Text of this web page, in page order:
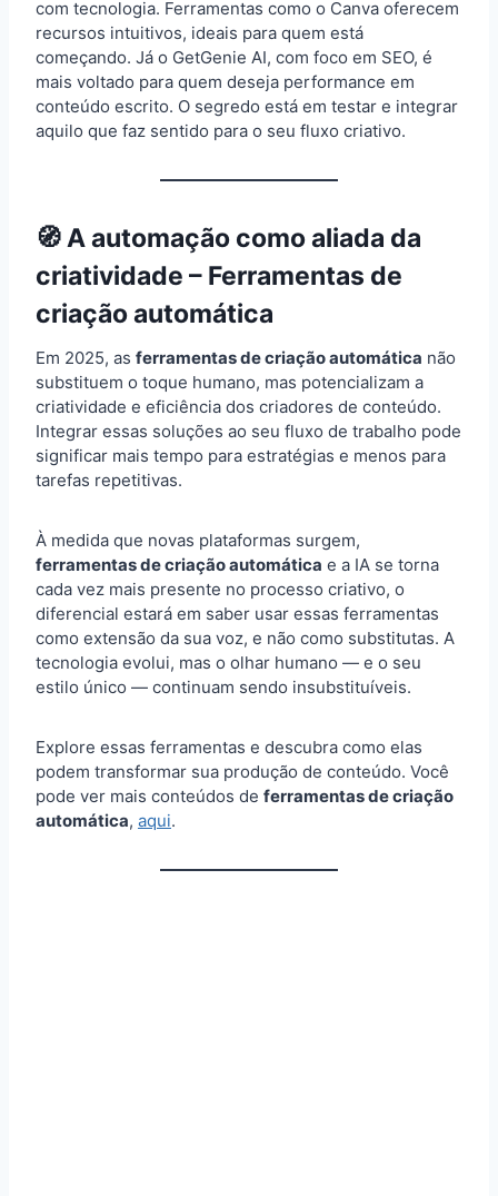
com tecnologia. Ferramentas como o Canva oferecem
recursos intuitivos, ideais para quem está
começando. Já o GetGenie AI, com foco em SEO, é
mais voltado para quem deseja performance em
conteúdo escrito. O segredo está em testar e integrar
aquilo que faz sentido para o seu fluxo criativo.
🧭 A automação como aliada da
criatividade – Ferramentas de
criação automática
Em 2025, as ferramentas de criação automática não
substituem o toque humano, mas potencializam a
criatividade e eficiência dos criadores de conteúdo.
Integrar essas soluções ao seu fluxo de trabalho pode
significar mais tempo para estratégias e menos para
tarefas repetitivas.
À medida que novas plataformas surgem,
ferramentas de criação automática e a IA se torna
cada vez mais presente no processo criativo, o
diferencial estará em saber usar essas ferramentas
como extensão da sua voz, e não como substitutas. A
tecnologia evolui, mas o olhar humano — e o seu
estilo único — continuam sendo insubstituíveis.
Explore essas ferramentas e descubra como elas
podem transformar sua produção de conteúdo. Você
pode ver mais conteúdos de ferramentas de criação
automática, aqui.